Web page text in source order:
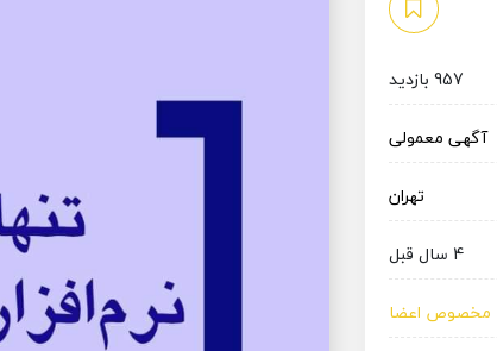
957 بازدید
آگهی معمولی
تهران
4 سال قبل
مخصوص اعضا